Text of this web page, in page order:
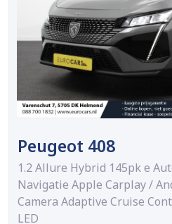
Peugeot 408
1.2 Allure Hybrid 145pk e
Navigatie Apple Carplay /
Camera Adaptive Cruise
LED